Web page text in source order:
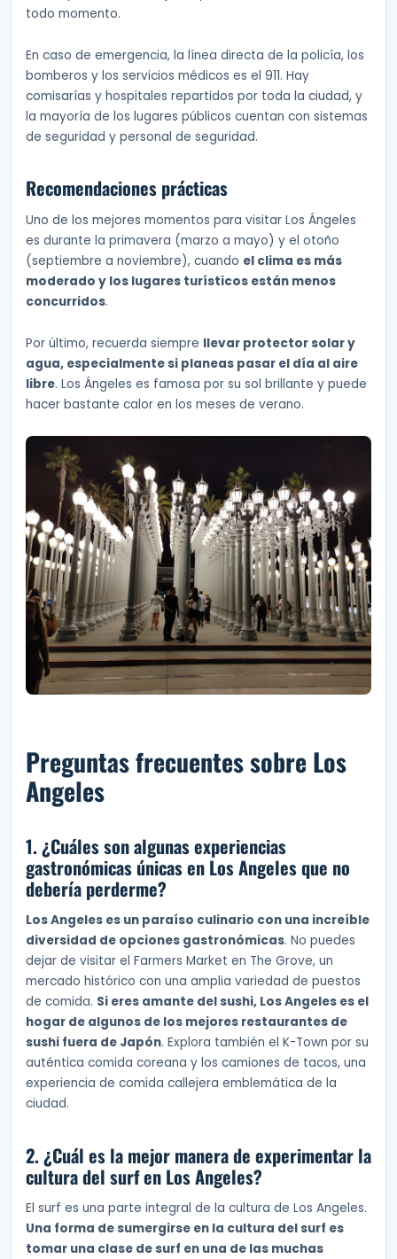
todo momento.
En caso de emergencia, la línea directa de la policía, los
bomberos y los servicios médicos es el 911. Hay
comisarías y hospitales repartidos por toda la ciudad, y
la mayoría de los lugares públicos cuentan con sistemas
de seguridad y personal de seguridad.
Recomendaciones prácticas
Uno de los mejores momentos para visitar Los Ángeles
es durante la primavera (marzo a mayo) y el otoño
(septiembre a noviembre), cuando el clima es más
moderado y los lugares turísticos están menos
concurridos.
Por último, recuerda siempre llevar protector solar y
agua, especialmente si planeas pasar el día al aire
libre. Los Ángeles es famosa por su sol brillante y puede
hacer bastante calor en los meses de verano.
Preguntas frecuentes sobre Los
Angeles
1. ¿Cuáles son algunas experiencias
gastronómicas únicas en Los Angeles que no
debería perderme?
Los Angeles es un paraíso culinario con una increíble
diversidad de opciones gastronómicas. No puedes
dejar de visitar el Farmers Market en The Grove, un
mercado histórico con una amplia variedad de puestos
de comida. Si eres amante del sushi, Los Angeles es el
hogar de algunos de los mejores restaurantes de
sushi fuera de Japón. Explora también el K-Town por su
auténtica comida coreana y los camiones de tacos, una
experiencia de comida callejera emblemática de la
ciudad.
2. ¿Cuál es la mejor manera de experimentar la
cultura del surf en Los Angeles?
El surf es una parte integral de la cultura de Los Angeles.
Una forma de sumergirse en la cultura del surf es
tomar una clase de surf en una de las muchas